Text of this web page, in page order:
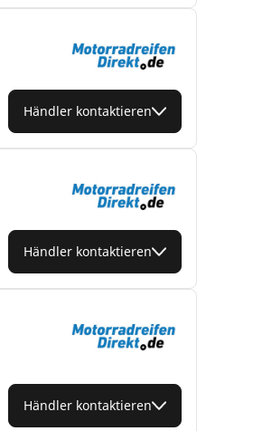
Händler kontaktieren
Händler kontaktieren
Händler kontaktieren